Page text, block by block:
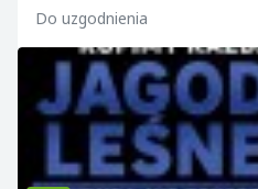
Do uzgodnienia